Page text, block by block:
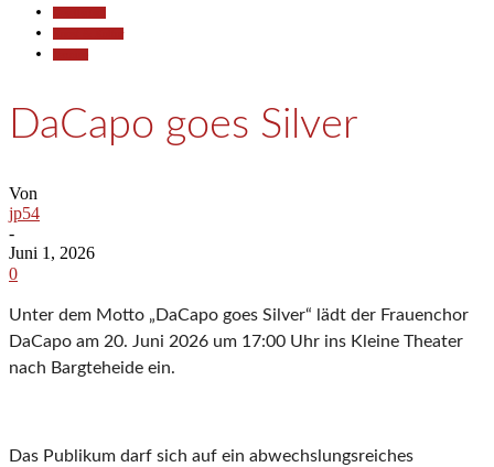
DaCapo goes Silver
Von
jp54
-
Juni 1, 2026
0
Unter dem Motto „DaCapo goes Silver“ lädt der Frauenchor
DaCapo am 20. Juni 2026 um 17:00 Uhr ins Kleine Theater
nach Bargteheide ein.
Das Publikum darf sich auf ein abwechslungsreiches